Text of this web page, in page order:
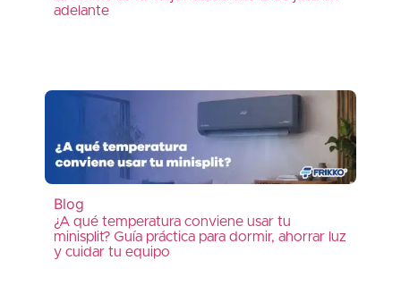
adelante
Blog
¿A qué temperatura conviene usar tu
minisplit? Guía práctica para dormir, ahorrar luz
y cuidar tu equipo